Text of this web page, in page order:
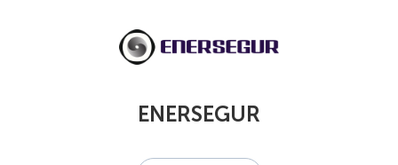
ENERSEGUR